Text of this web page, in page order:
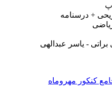
+ درسنامه
- یاسر عبدالهی